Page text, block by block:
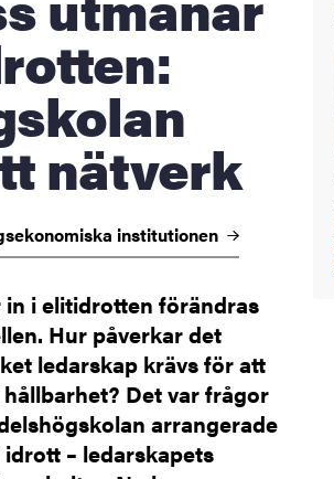
nätverk
institutionen
i elitidrotten förändras
Hur påverkar det
ledarskap krävs för att
Det var frågor
arrangerade
– ledarskapets